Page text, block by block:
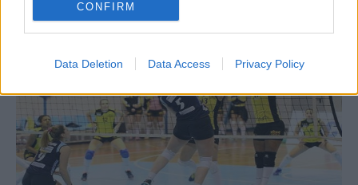
CONFIRM
Data Deletion Data Access Privacy Policy